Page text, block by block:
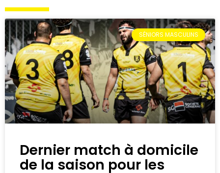
SÉNIORS MASCULINS
Dernier match à domicile
de la saison pour les